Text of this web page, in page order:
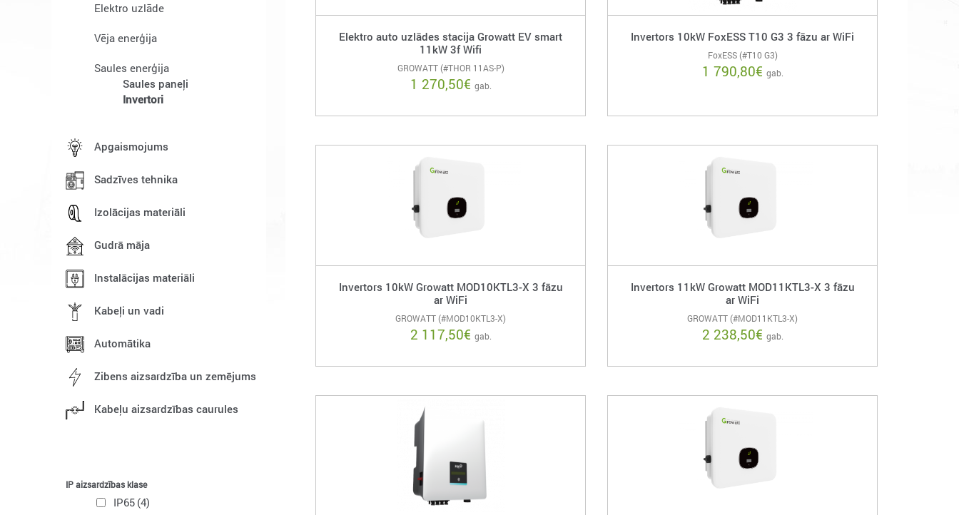
Elektro uzlāde
Vēja enerģija
Saules enerģija
Saules paneļi
Invertori
Apgaismojums
Sadzīves tehnika
Izolācijas materiāli
Gudrā māja
Instalācijas materiāli
Kabeļi un vadi
Automātika
Zibens aizsardzība un zemējums
Kabeļu aizsardzības caurules
IP aizsardzības klase
IP65 (4)
Elektro auto uzlādes stacija Growatt EV smart
11kW 3f Wifi
GROWATT (#THOR 11AS-P)
1 270,50€ gab.
Invertors 10kW FoxESS T10 G3 3 fāzu ar WiFi
FoxESS (#T10 G3)
1 790,80€ gab.
Invertors 10kW Growatt MOD10KTL3-X 3 fāzu
ar WiFi
GROWATT (#MOD10KTL3-X)
2 117,50€ gab.
Invertors 11kW Growatt MOD11KTL3-X 3 fāzu
ar WiFi
GROWATT (#MOD11KTL3-X)
2 238,50€ gab.